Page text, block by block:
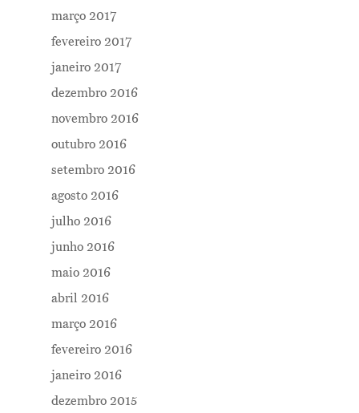
março 2017
fevereiro 2017
janeiro 2017
dezembro 2016
novembro 2016
outubro 2016
setembro 2016
agosto 2016
julho 2016
junho 2016
maio 2016
abril 2016
março 2016
fevereiro 2016
janeiro 2016
dezembro 2015